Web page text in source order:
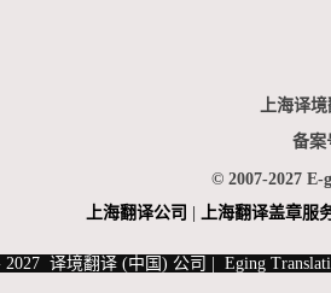
上海译
备案
© 2007-2027 E-
上海翻译公司 上海翻译盖章服
2027 译境翻译 (中国) 公司 | Eging